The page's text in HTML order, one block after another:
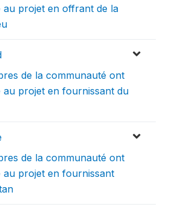
au projet en offrant de la
de la communauté ont
au projet en fournissant du
de la communauté ont
au projet en fournissant